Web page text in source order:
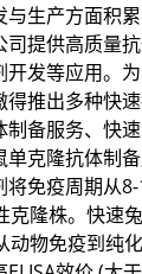
与生产方面积
提供高质量
发等应用。
推出多种快速
备服务、快
克隆抗体制
将免疫周期从
克隆株。快速
动物免疫到纯